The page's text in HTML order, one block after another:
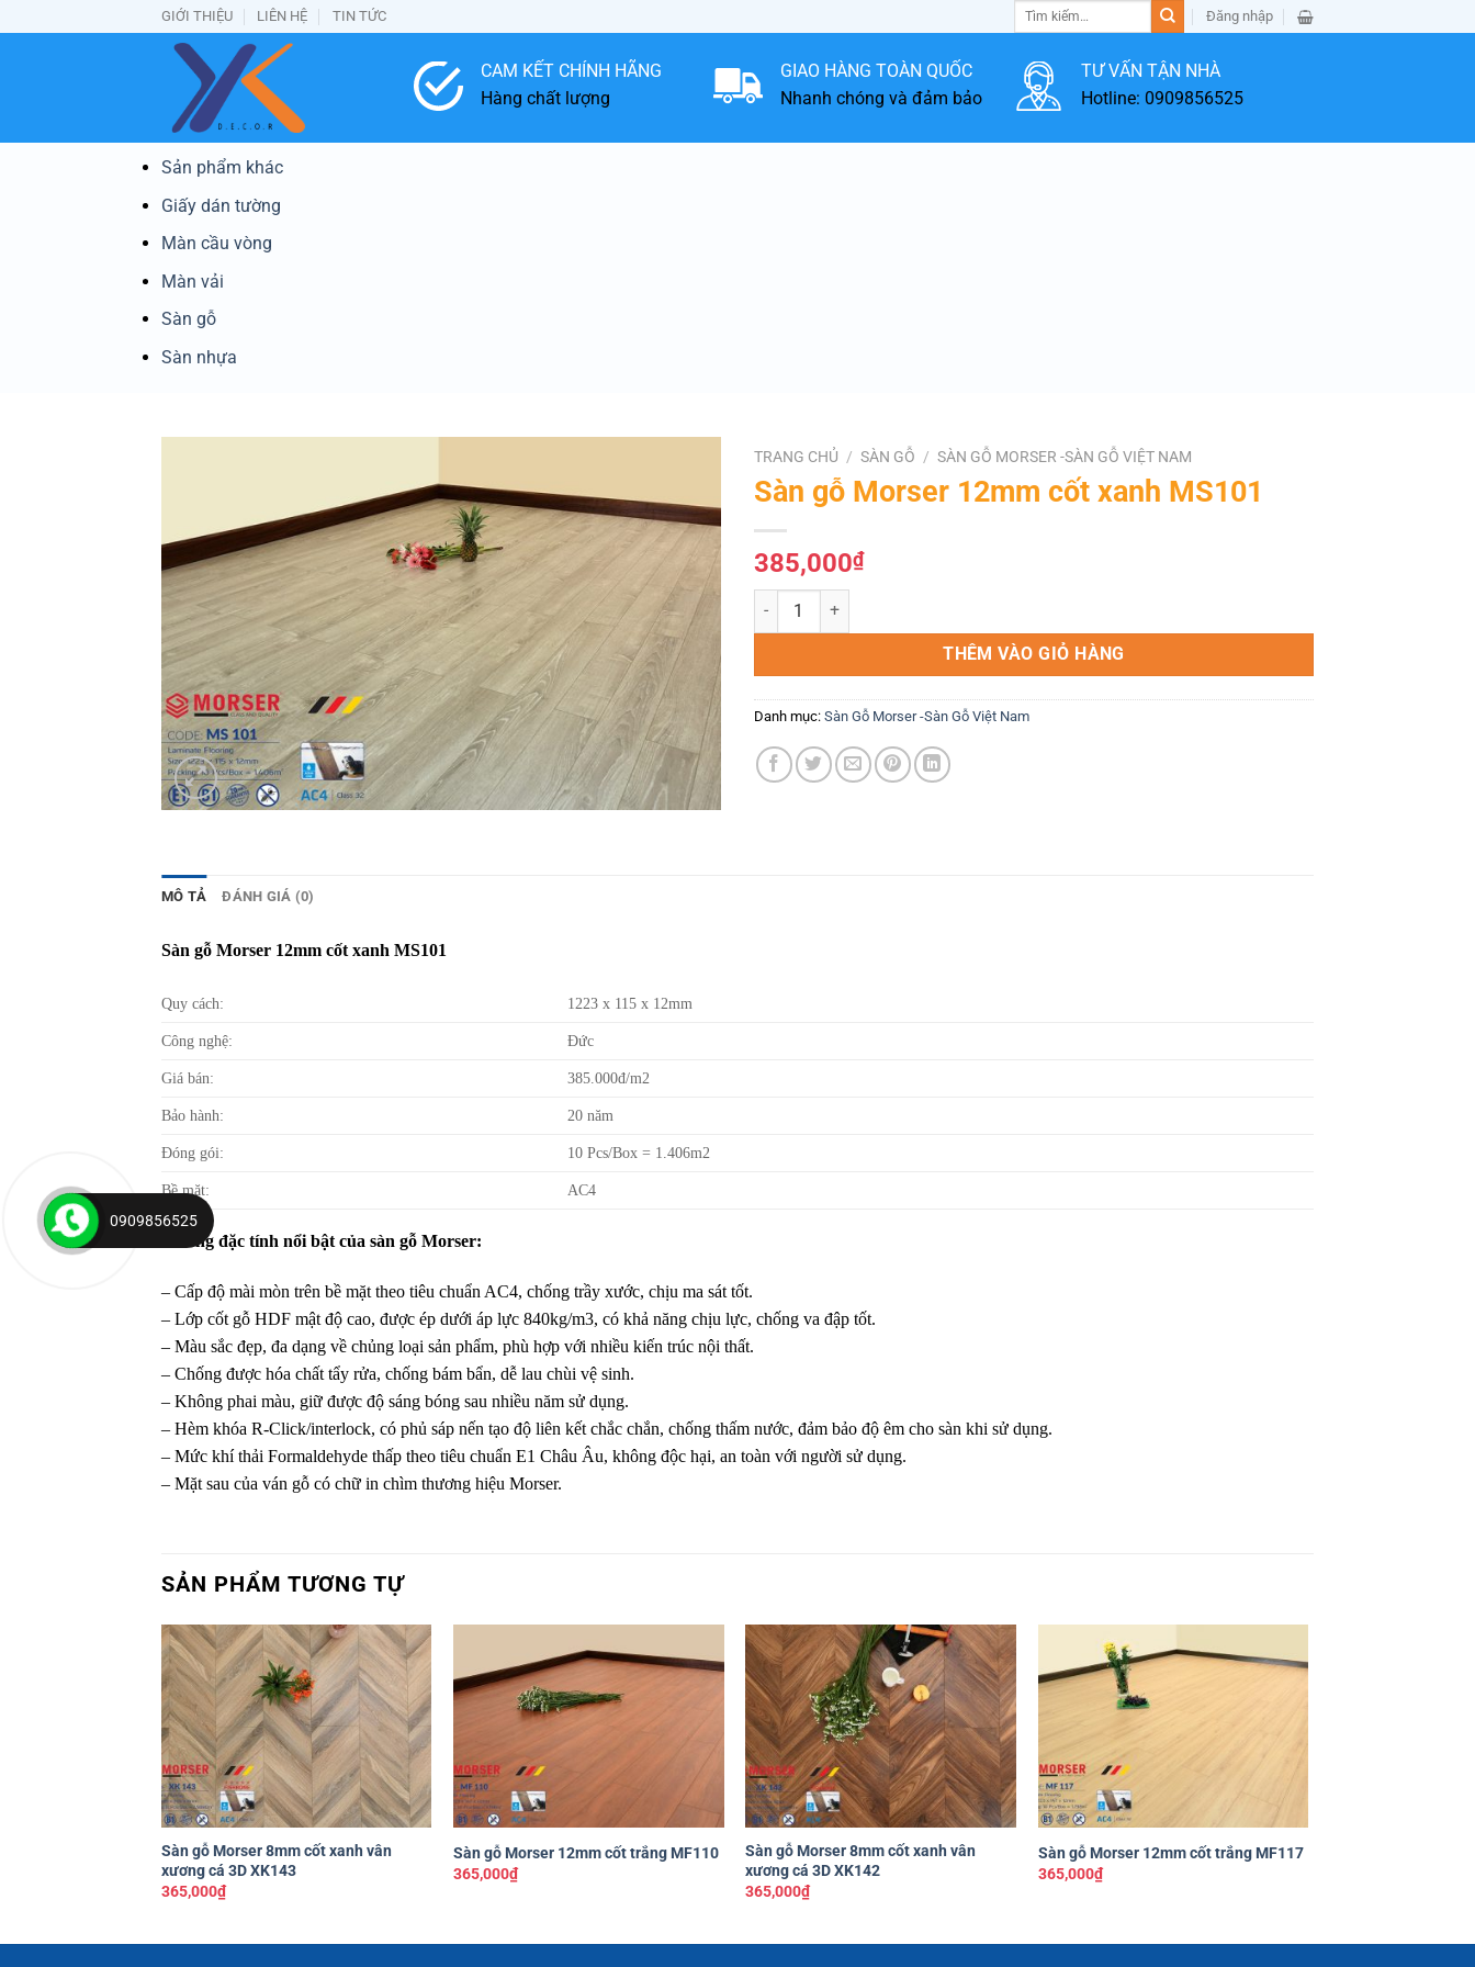
qua
GIỚI THIỆU LIÊN HỆ TIN TỨC
Tìm
Đăng nhập
CAM KẾT CHÍNH HÃNG
Hàng chất lượng
GIAO HÀNG TOÀN QUỐC
Nhanh chóng và đảm bảo
TƯ VẤN TẬN NHÀ
Hotline: 0909856525
Sản phẩm khác
Giấy dán tường
Màn cầu vòng
Màn vải
Sàn gỗ
Sàn nhựa
Yêu
thích
TRANG CHỦ / SÀN GỖ / SÀN GỖ MORSER -SÀN GỖ VIỆT NAM
Sàn gỗ Morser 12mm cốt xanh MS101
385,000₫
Sàn gỗ Morser 12mm cốt xanh MS101 số lượng
THÊM VÀO GIỎ HÀNG
Danh mục: Sàn Gỗ Morser -Sàn Gỗ Việt Nam
MÔ TẢ ĐÁNH GIÁ (0)
Sàn gỗ Morser 12mm cốt xanh MS101
Quy cách: 1223 x 115 x 12mm
Công nghệ: Đức
Giá bán: 385.000đ/m2
Bảo hành: 20 năm
Đóng gói: 10 Pcs/Box = 1.406m2
Bề mặt: AC4
Những đặc tính nổi bật của sàn gỗ Morser:
– Cấp độ mài mòn trên bề mặt theo tiêu chuẩn AC4, chống trầy xước, chịu ma sát tốt.
– Lớp cốt gỗ HDF mật độ cao, được ép dưới áp lực 840kg/m3, có khả năng chịu lực, chống va đập tốt.
– Màu sắc đẹp, đa dạng về chủng loại sản phẩm, phù hợp với nhiều kiến trúc nội thất.
– Chống được hóa chất tẩy rửa, chống bám bẩn, dễ lau chùi vệ sinh.
– Không phai màu, giữ được độ sáng bóng sau nhiều năm sử dụng.
– Hèm khóa R-Click/interlock, có phủ sáp nến tạo độ liên kết chắc chắn, chống thấm nước, đảm bảo độ êm cho sàn khi sử dụng.
– Mức khí thải Formaldehyde thấp theo tiêu chuẩn E1 Châu Âu, không độc hại, an toàn với người sử dụng.
– Mặt sau của ván gỗ có chữ in chìm thương hiệu Morser.
SẢN PHẨM TƯƠNG TỰ
Yêu
thích
+
Sàn gỗ Morser 8mm cốt xanh vân
xương cá 3D XK143
365,000₫
+
Sàn gỗ Morser 12mm cốt trắng MF110
365,000₫
Yêu
thích
+
Sàn gỗ Morser 8mm cốt xanh vân
xương cá 3D XK142
365,000₫
+
Sàn gỗ Morser 12mm cốt trắng MF117
365,000₫
0909856525